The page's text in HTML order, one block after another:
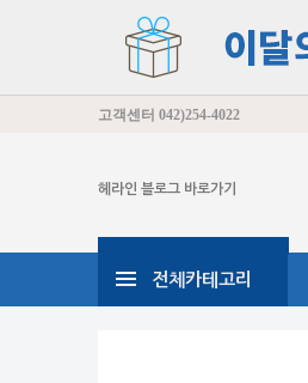
고객센터 042)254-4022
헤라인 블로그 바로가기
전체카테고리